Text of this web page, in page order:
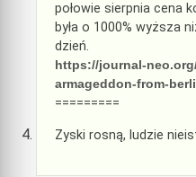
połowie sierpnia cena
była o 1000% wyższa
dzień.
https://journal-
armageddon-from-
=========
Zyski rosną, ludzie